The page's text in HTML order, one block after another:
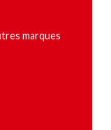
marques